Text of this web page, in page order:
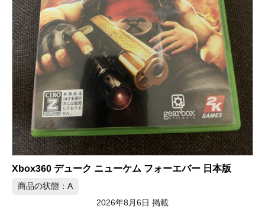
Xbox360 デューク ニューケム フォーエバー 日本版
商品の状態：A
2026年8月6日 掲載